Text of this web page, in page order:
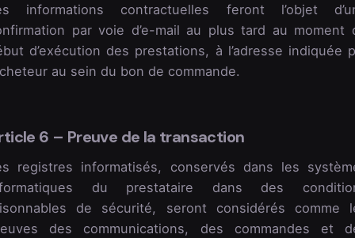
informations contractuelles feront l’objet
par voie d’e-mail au plus tard au moment
d’exécution des prestations, à l’adresse indiquée
au sein du bon de commande.
6 – Preuve de la transaction
registres informatisés, conservés dans les
du prestataire dans des
de sécurité, seront considérés comme
des communications, des commandes et